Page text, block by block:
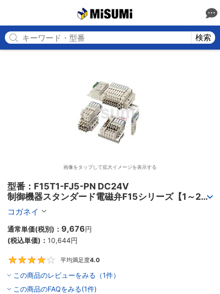
検索
画像をタップして拡大イメージを表示する
型番：F15T1-FJ5-PN DC24V
制御機器スタンダード電磁弁F15シリーズ【1～2個
入り】
コガネイ
通常単価(税別)： 9,676円
(税込単価)： 10,644円
平均満足度4.0
この商品のレビューをみる（1件）
この商品のFAQをみる(1件)